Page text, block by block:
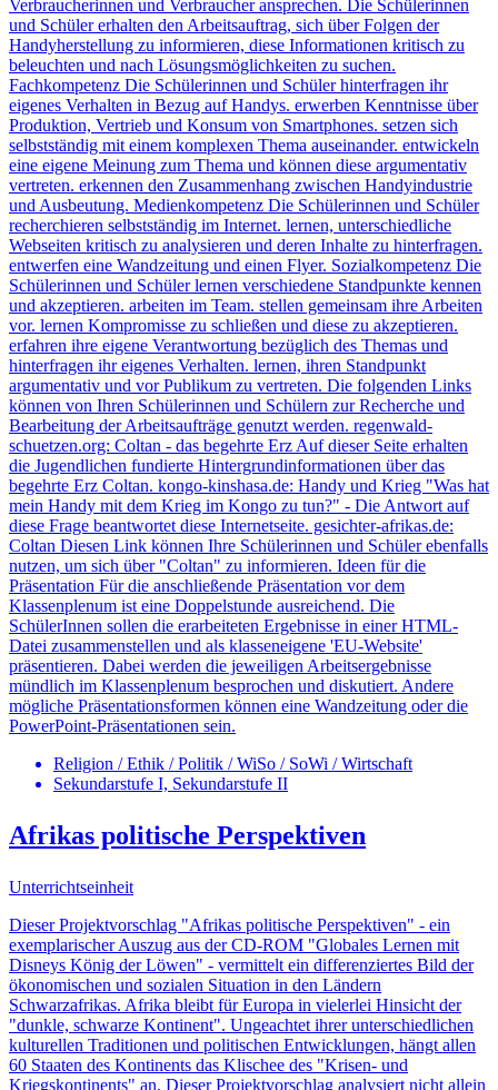
Verbraucherinnen und Verbraucher ansprechen. Die Schülerinnen
und Schüler erhalten den Arbeitsauftrag, sich über Folgen der
Handyherstellung zu informieren, diese Informationen kritisch zu
beleuchten und nach Lösungsmöglichkeiten zu suchen.
Fachkompetenz Die Schülerinnen und Schüler hinterfragen ihr
eigenes Verhalten in Bezug auf Handys. erwerben Kenntnisse über
Produktion, Vertrieb und Konsum von Smartphones. setzen sich
selbstständig mit einem komplexen Thema auseinander. entwickeln
eine eigene Meinung zum Thema und können diese argumentativ
vertreten. erkennen den Zusammenhang zwischen Handyindustrie
und Ausbeutung. Medienkompetenz Die Schülerinnen und Schüler
recherchieren selbstständig im Internet. lernen, unterschiedliche
Webseiten kritisch zu analysieren und deren Inhalte zu hinterfragen.
entwerfen eine Wandzeitung und einen Flyer. Sozialkompetenz Die
Schülerinnen und Schüler lernen verschiedene Standpunkte kennen
und akzeptieren. arbeiten im Team. stellen gemeinsam ihre Arbeiten
vor. lernen Kompromisse zu schließen und diese zu akzeptieren.
erfahren ihre eigene Verantwortung bezüglich des Themas und
hinterfragen ihr eigenes Verhalten. lernen, ihren Standpunkt
argumentativ und vor Publikum zu vertreten. Die folgenden Links
können von Ihren Schülerinnen und Schülern zur Recherche und
Bearbeitung der Arbeitsaufträge genutzt werden. regenwald-
schuetzen.org: Coltan - das begehrte Erz Auf dieser Seite erhalten
die Jugendlichen fundierte Hintergrundinformationen über das
begehrte Erz Coltan. kongo-kinshasa.de: Handy und Krieg "Was hat
mein Handy mit dem Krieg im Kongo zu tun?" - Die Antwort auf
diese Frage beantwortet diese Internetseite. gesichter-afrikas.de:
Coltan Diesen Link können Ihre Schülerinnen und Schüler ebenfalls
nutzen, um sich über "Coltan" zu informieren. Ideen für die
Präsentation Für die anschließende Präsentation vor dem
Klassenplenum ist eine Doppelstunde ausreichend. Die
SchülerInnen sollen die erarbeiteten Ergebnisse in einer HTML-
Datei zusammenstellen und als klasseneigene 'EU-Website'
präsentieren. Dabei werden die jeweiligen Arbeitsergebnisse
mündlich im Klassenplenum besprochen und diskutiert. Andere
mögliche Präsentationsformen können eine Wandzeitung oder die
PowerPoint-Präsentationen sein.
Religion / Ethik / Politik / WiSo / SoWi / Wirtschaft
Sekundarstufe I, Sekundarstufe II
Afrikas politische Perspektiven
Unterrichtseinheit
Dieser Projektvorschlag "Afrikas politische Perspektiven" - ein
exemplarischer Auszug aus der CD-ROM "Globales Lernen mit
Disneys König der Löwen" - vermittelt ein differenziertes Bild der
ökonomischen und sozialen Situation in den Ländern
Schwarzafrikas. Afrika bleibt für Europa in vielerlei Hinsicht der
"dunkle, schwarze Kontinent". Ungeachtet ihrer unterschiedlichen
kulturellen Traditionen und politischen Entwicklungen, hängt allen
60 Staaten des Kontinents das Klischee des "Krisen- und
Kriegskontinents" an. Dieser Projektvorschlag analysiert nicht allein